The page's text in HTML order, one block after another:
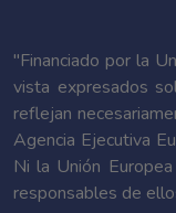
"Financiado por la
vista expresados
reflejan
Agencia Ejecutiva
Ni la Unión
responsables de